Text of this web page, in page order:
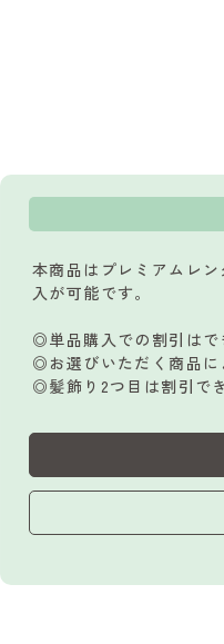
本商品はプレミアムレ
入が可能です。
◎単品購入での割引はで
◎お選びいただく商品に
◎髪飾り2つ目は割引で